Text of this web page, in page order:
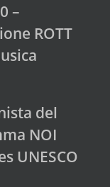
–
ROTT
del
NOI
UNESCO